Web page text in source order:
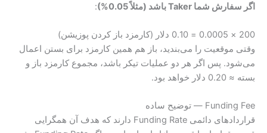
اگر سفارش شما Taker باشد (مثلاً 0.05%)
:
200 × 0.0005 = 0.10 دلار (کارمزد باز کردن پوزیشن)
وقتی موقعیت را می‌بندید، باز هم همین کارمزد برای بستن اعمال
می‌شود. پس اگر هر دو عملیات تیکر باشد، مجموع کارمزد باز و
بسته ≈ 0.20 دلار خواهد بود.
Funding Fee — توضیح ساده
قراردادهای دائمی Funding Rate دارند که هدف آن همگرایی